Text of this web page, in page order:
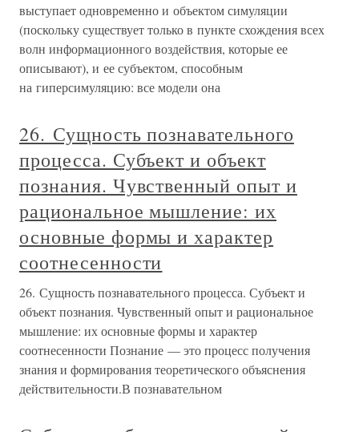
выступает одновременно и объектом симуляции
(поскольку существует только в пункте схождения всех
волн информационного воздействия, которые ее
описывают), и ее субъектом, способным
на гиперсимуляцию: все модели она
26. Сущность познавательного
процесса. Субъект и объект
познания. Чувственный опыт и
рациональное мышление: их
основные формы и характер
соотнесенности
26. Сущность познавательного процесса. Субъект и
объект познания. Чувственный опыт и рациональное
мышление: их основные формы и характер
соотнесенности Познание — это процесс получения
знания и формирования теоретического объяснения
действительности.В познавательном